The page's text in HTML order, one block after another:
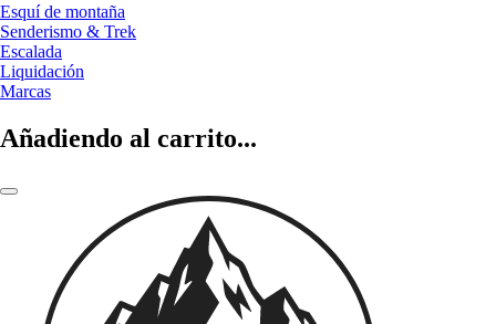
Esquí de montaña
Senderismo & Trek
Escalada
Liquidación
Marcas
Añadiendo al carrito...